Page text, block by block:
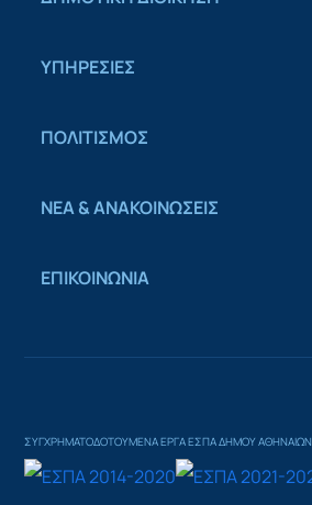
ΥΠΗΡΕΣΙΕΣ
ΠΟΛΙΤΙΣΜΟΣ
ΝΕΑ & ΑΝΑΚΟΙΝΩΣΕΙΣ
ΕΠΙΚΟΙΝΩΝΙΑ
ΣΥΓΧΡΗΜΑΤΟΔΟΤΟΥΜΕΝΑ ΕΡΓΑ ΕΣΠΑ ΔΗΜΟΥ ΑΘΗΝΑΙΩΝ